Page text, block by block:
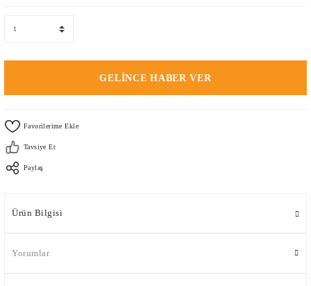
GELİNCE HABER VER
Tavsiye Et
Paylaş
Ürün Bilgisi
Yorumlar